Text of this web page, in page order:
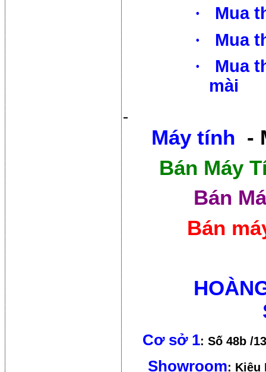
·
Mua
·
Mua
·
Mua
mài
Máy tính -
Bán Máy
Bán
Bán
Cơ sở 1: Số 48b /
Showroom: Kiêu